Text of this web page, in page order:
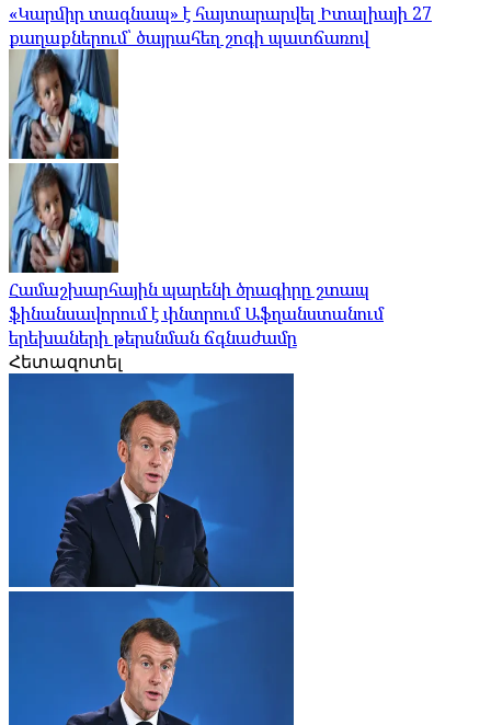
«Կարմիր տագնապ» է հայտարարվել Իտալիայի 27
քաղաքներում՝ ծայրահեղ շոգի պատճառով
Համաշխարհային պարենի ծրագիրը շտապ
ֆինանսավորում է փնտրում Աֆղանստանում
երեխաների թերսնման ճգնաժամը
Հետազոտել